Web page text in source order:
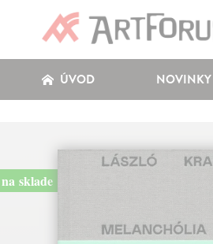
ÚVOD NOVINKY
na sklade